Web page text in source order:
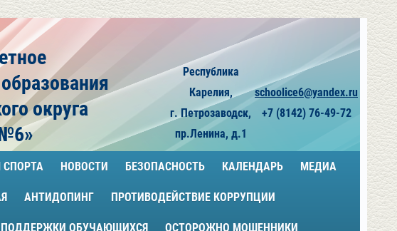
округа
Республика
Карелия,
г. Петрозаводск,
пр.Ленина, д.1
schoolice6@yandex.ru
+7 (8142) 76-49-72
НОВОСТИ БЕЗОПАСНОСТЬ КАЛЕНДАРЬ МЕДИА
АНТИДОПИНГ ПРОТИВОДЕЙСТВИЕ КОРРУПЦИИ
ОБУЧАЮЩИХСЯ ОСТОРОЖНО МОШЕННИКИ